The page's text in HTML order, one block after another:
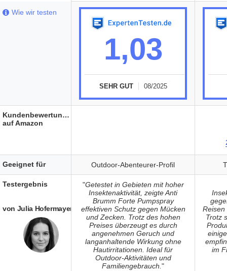
1,03
SEHR GUT 08/2025
Outdoor-Abenteurer-Profil
"Getestet in Gebieten mit hoher
Insektenaktivität, zeigte Anti
Brumm Forte Pumpspray
effektiven Schutz gegen Mücken
und Zecken. Trotz des hohen
Preises überzeugt es durch
angenehmen Geruch und
langanhaltende Wirkung ohne
Hautirritationen. Ideal für
Outdoor-Aktivitäten und
Familiengebrauch."
Reisen
Trotz
im
Wie wir testen
Kundenbewertungen
auf Amazon
Geeignet für
Testergebnis
von Julia Hofermayer